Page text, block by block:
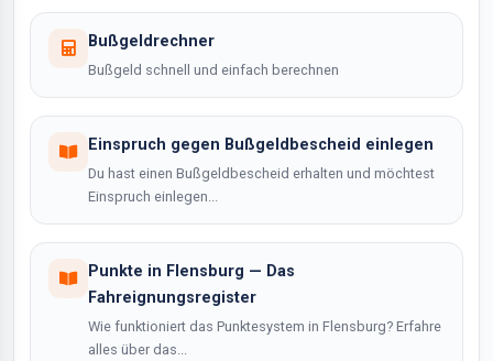
Bußgeldrechner
Bußgeld schnell und einfach berechnen
Einspruch gegen Bußgeldbescheid einlegen
Du hast einen Bußgeldbescheid erhalten und möchtest
Einspruch einlegen...
Punkte in Flensburg — Das
Fahreignungsregister
Wie funktioniert das Punktesystem in Flensburg? Erfahre
alles über das...